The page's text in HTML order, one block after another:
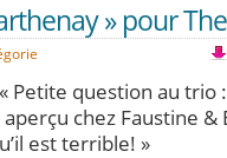
» pour
Petite question au
chez Faustine
est terrible! »